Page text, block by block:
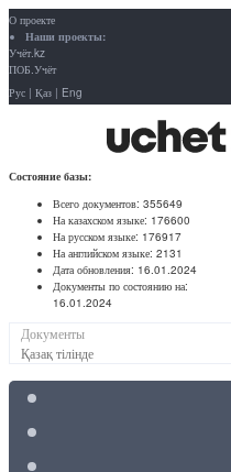
О проекте
Наши проекты:
Учёт.kz
ПОБ.Учёт
Рус | Қаз | Eng
Состояние базы:
Всего документов: 355649
На казахском языке: 176600
На русском языке: 176917
На английском языке: 2131
Дата обновления: 16.01.2024
Документы по состоянию на:
16.01.2024
Документы
Қазақ тілінде